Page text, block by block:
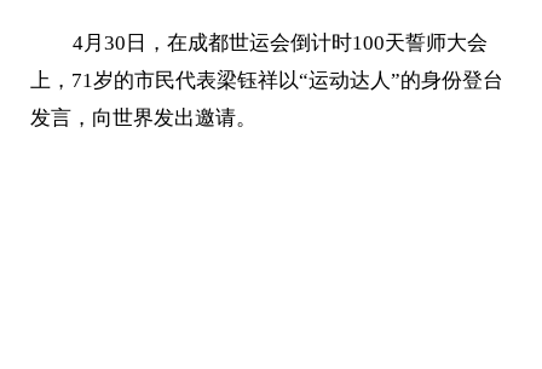
4月30日，在成都世运会倒计时100天誓师大会
上，71岁的市民代表梁钰祥以“运动达人”的身份登台
发言，向世界发出邀请。